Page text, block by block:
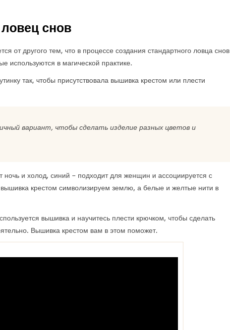
снов
от другого тем, что в процессе создания стандартного ловца снов
используются в магической практике.
так, чтобы присутствовала вышивка крестом или плести
вариант, чтобы сделать изделие разных цветов и
ночь и холод, синий – подходит для женщин и ассоциируется с
крестом символизируем землю, а белые и желтые нити в
вышивка и научитесь плести крючком, чтобы сделать
Вышивка крестом вам в этом поможет.